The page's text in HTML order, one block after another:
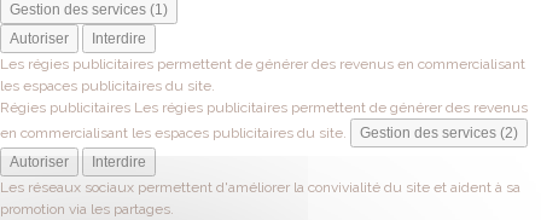
Gestion des services (1)
Autoriser
Interdire
Les régies publicitaires permettent de générer des revenus en commercialisant
les espaces publicitaires du site.
Régies publicitaires Les régies publicitaires permettent de générer des revenus
en commercialisant les espaces publicitaires du site.
Gestion des services (2)
Autoriser
Interdire
Les réseaux sociaux permettent d'améliorer la convivialité du site et aident à sa
promotion via les partages.